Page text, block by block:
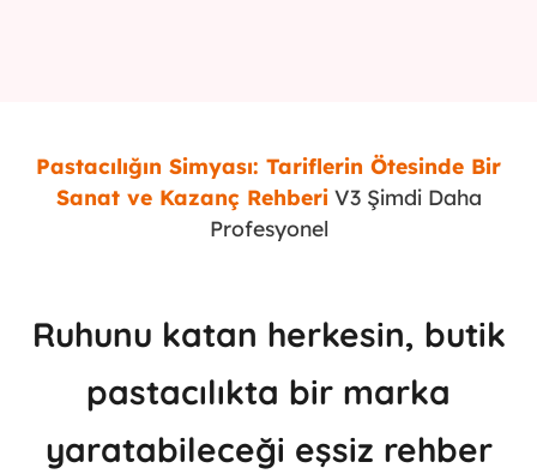
Pastacılığın Simyası: Tariflerin Ötesinde Bir
Sanat ve Kazanç RehberiV3 Şimdi Daha
Profesyonel
Ruhunu katan herkesin, butik
pastacılıkta bir marka
yaratabileceği eşsiz rehber